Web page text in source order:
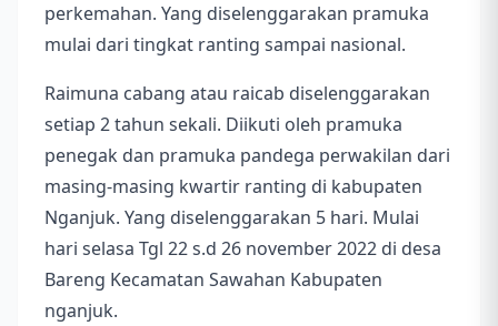
perkemahan. Yang diselenggarakan pramuka
mulai dari tingkat ranting sampai nasional.
Raimuna cabang atau raicab diselenggarakan
setiap 2 tahun sekali. Diikuti oleh pramuka
penegak dan pramuka pandega perwakilan dari
masing-masing kwartir ranting di kabupaten
Nganjuk. Yang diselenggarakan 5 hari. Mulai
hari selasa Tgl 22 s.d 26 november 2022 di desa
Bareng Kecamatan Sawahan Kabupaten
nganjuk.